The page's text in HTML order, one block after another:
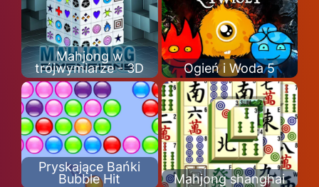
Mahjong w
trójwymiarze - 3D
Ogień i Woda 5
Pryskające Bańki
Bubble Hit
Mahjong shanghai